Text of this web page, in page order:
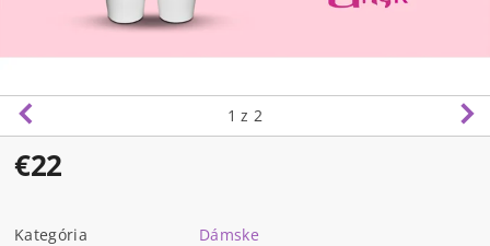
1 z 2
€22
Kategória
Dámske